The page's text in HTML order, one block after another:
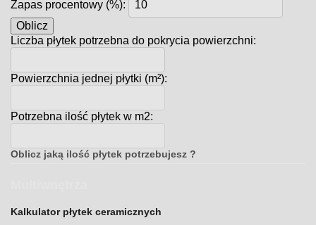
Zapas procentowy (%):
Oblicz
Liczba płytek potrzebna do pokrycia powierzchni:
Powierzchnia jednej płytki (m²):
Potrzebna ilość płytek w m2:
Oblicz jaką ilość płytek potrzebujesz ?
Kalkulator płytek ceramicznych